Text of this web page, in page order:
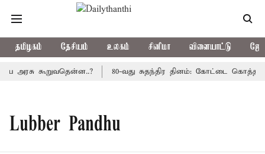
தமிழகம் தேசியம் உலகம் சினிமா விளையாட்டு
அரசு கூறுவதென்ன..? 80-வது சுதந்திர தினம்: கோட்டை
Lubber Pandhu